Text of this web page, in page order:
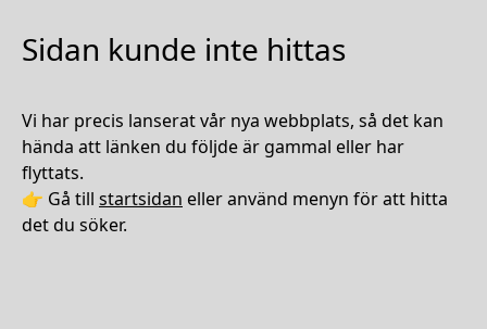
Sidan kunde inte hittas
Vi har precis lanserat vår nya webbplats, så det kan
hända att länken du följde är gammal eller har
flyttats.
👉 Gå till startsidan eller använd menyn för att hitta
det du söker.